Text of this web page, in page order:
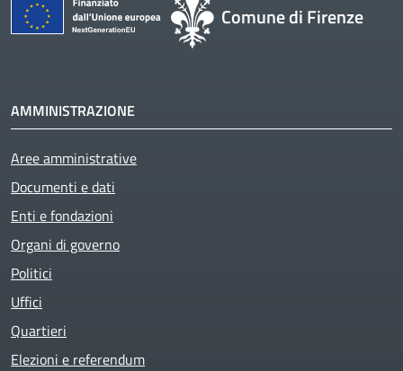
Comune di Firenze
AMMINISTRAZIONE
Aree amministrative
Documenti e dati
Enti e fondazioni
Organi di governo
Politici
Uffici
Quartieri
Elezioni e referendum